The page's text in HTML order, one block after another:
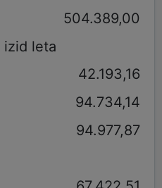
504.389,00
izid leta
42.193,16
94.734,14
94.977,87